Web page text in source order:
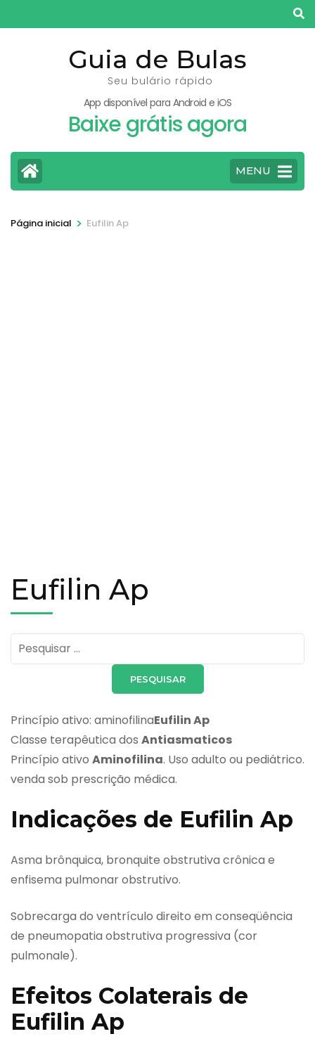
para
Guia de Bulas
Seu bulário rápido
App disponível para Android e iOS
Baixe grátis agora
MENU
Página inicial > Eufilin Ap
Eufilin Ap
Pesquisar
por:
Princípio ativo: aminofilinaEufilin Ap
Classe terapêutica dos Antiasmaticos
Princípio ativo Aminofilina. Uso adulto ou pediátrico.
venda sob prescrição médica.
Indicações de Eufilin Ap
Asma brônquica, bronquite obstrutiva crônica e
enfisema pulmonar obstrutivo.
Sobrecarga do ventrículo direito em conseqüência
de pneumopatia obstrutiva progressiva (cor
pulmonale).
Efeitos Colaterais de
Eufilin Ap